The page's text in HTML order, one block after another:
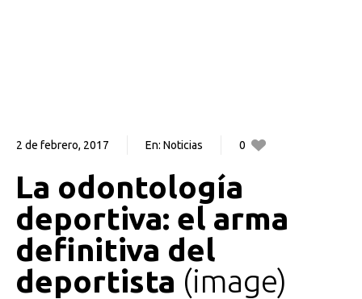
2 de febrero, 2017 En: Noticias
0
La odontología
deportiva: el arma
definitiva del
deportista
image